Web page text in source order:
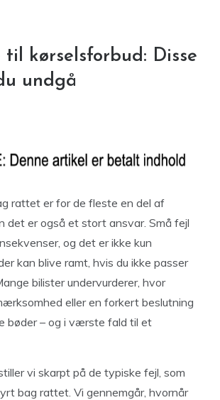
til kørselsforbud: Disse
undgå
rattet er for de fleste en del af
det er også et stort ansvar. Små fejl
og det er ikke kun
kan blive ramt, hvis du ikke passer
bilister undervurderer, hvor
eller en forkert beslutning
bøder – og i værste fald til et
vi skarpt på de typiske fejl, som
bag rattet. Vi gennemgår, hvornår